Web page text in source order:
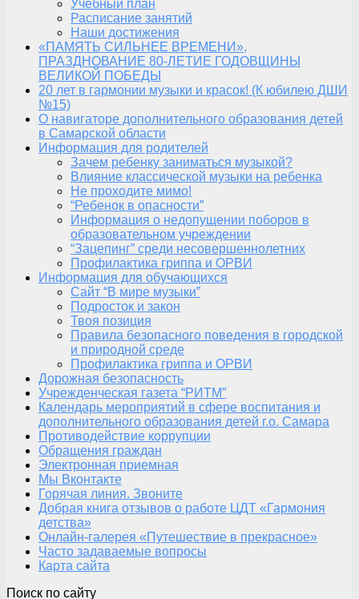
Учебный план
Расписание занятий
Наши достижения
«ПАМЯТЬ СИЛЬНЕЕ ВРЕМЕНИ»,
ПРАЗДНОВАНИЕ 80-ЛЕТИЕ ГОДОВЩИНЫ
ВЕЛИКОЙ ПОБЕДЫ
20 лет в гармонии музыки и красок! (К юбилею ДШИ
№15)
О навигаторе дополнительного образования детей
в Самарской области
Информация для родителей
Зачем ребенку заниматься музыкой?
Влияние классической музыки на ребенка
Не проходите мимо!
“Ребенок в опасности”
Информация о недопущении поборов в
образовательном учреждении
“Зацепинг” среди несовершеннолетних
Профилактика гриппа и ОРВИ
Информация для обучающихся
Сайт “В мире музыки”
Подросток и закон
Твоя позиция
Правила безопасного поведения в городской
и природной среде
Профилактика гриппа и ОРВИ
Дорожная безопасность
Учрежденческая газета “РИТМ”
Календарь мероприятий в сфере воспитания и
дополнительного образования детей г.о. Самара
Противодействие коррупции
Обращения граждан
Электронная приемная
Мы Вконтакте
Горячая линия. Звоните
Добрая книга отзывов о работе ЦДТ «Гармония
детства»
Онлайн-галерея «Путешествие в прекрасное»
Часто задаваемые вопросы
Карта сайта
Поиск по сайту